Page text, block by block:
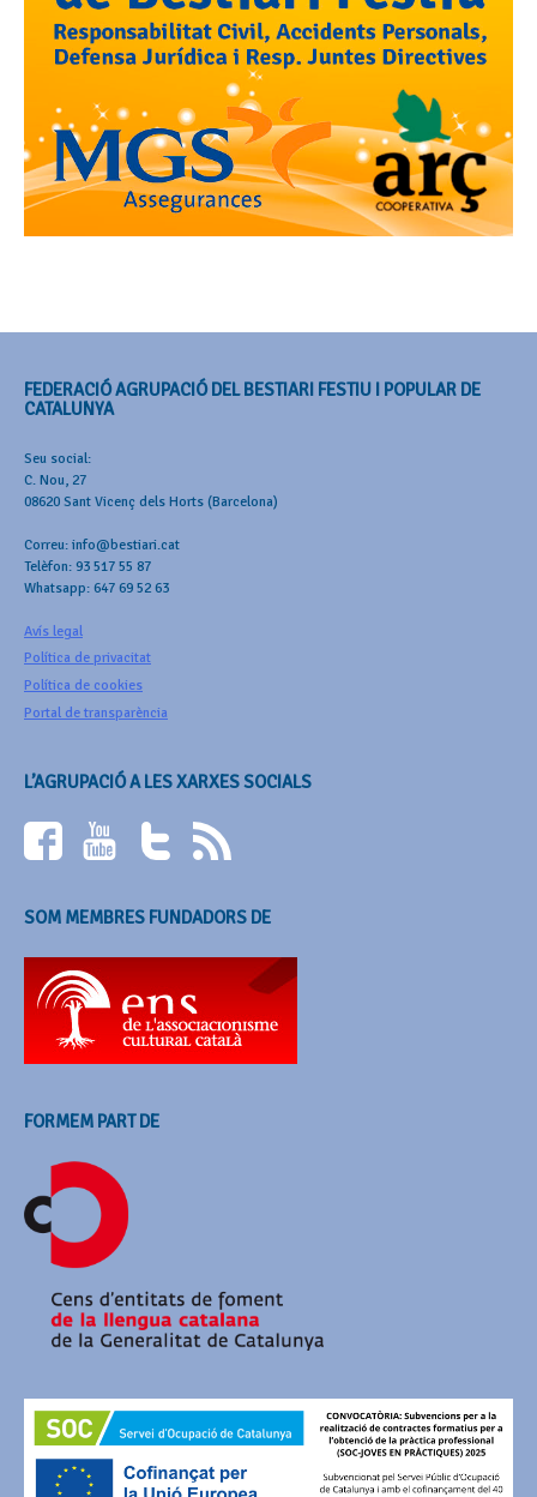
FEDERACIÓ AGRUPACIÓ DEL BESTIARI FESTIU I POPULAR DE
CATALUNYA
Seu social:
C. Nou, 27
08620 Sant Vicenç dels Horts (Barcelona)
Correu: info@bestiari.cat
Telèfon: 93 517 55 87
Whatsapp: 647 69 52 63
Avís legal
Política de privacitat
Política de cookies
Portal de transparència
L’AGRUPACIÓ A LES XARXES SOCIALS
SOM MEMBRES FUNDADORS DE
FORMEM PART DE